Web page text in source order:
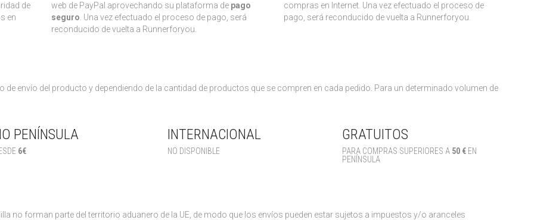
de
en
web de PayPal aprovechando su plataforma de pago
seguro . Una vez efectuado el proceso de pago, será
reconducido de vuelta a Runnerforyou.
compras en Internet. Una vez efectuado el proceso de
pago, será reconducido de vuelta a Runnerforyou.
de envío del producto y dependiendo de la cantidad de productos que se compren en cada pedido. Para un determinado volumen de
PENÍNSULA
6€
INTERNACIONAL
NO DISPONIBLE
GRATUITOS
PARA COMPRAS SUPERIORES A 50 €EN
PENÍNSULA
no forman parte del territorio aduanero de la UE, de modo que los envíos pueden estar sujetos a impuestos y/o aranceles